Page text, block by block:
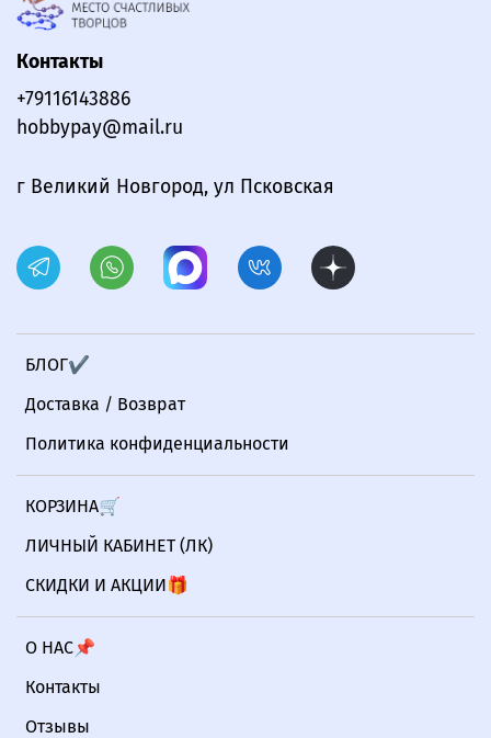
БЛОГ✔
Доставка / Возврат
Политика конфиденциальности
КОРЗИНА🛒
ЛИЧНЫЙ КАБИНЕТ (ЛК)
СКИДКИ И АКЦИИ🎁
О НАС📌
Контакты
Отзывы
Контакты
+79116143886
hobbypay@mail.ru
г Великий Новгород, ул Псковская